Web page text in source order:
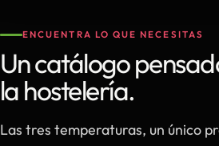
ENCUENTRA LO QUE NECESITAS
Un catálogo
la hostelería.
Las tres temperaturas, un único